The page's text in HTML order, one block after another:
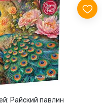
Райский павлин